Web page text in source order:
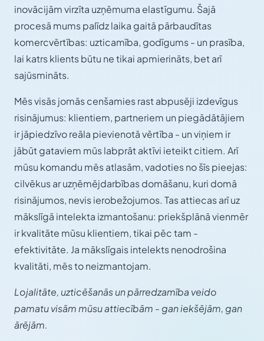
inovācijām virzīta uzņēmuma elastīgumu. Šajā
procesā mums palīdz laika gaitā pārbaudītas
komercvērtības: uzticamība, godīgums - un prasība,
lai katrs klients būtu ne tikai apmierināts, bet arī
sajūsmināts.
Mēs visās jomās cenšamies rast abpusēji izdevīgus
risinājumus: klientiem, partneriem un piegādātājiem
ir jāpiedzīvo reāla pievienotā vērtība - un viņiem ir
jābūt gataviem mūs labprāt aktīvi ieteikt citiem. Arī
mūsu komandu mēs atlasām, vadoties no šīs pieejas:
cilvēkus ar uzņēmējdarbības domāšanu, kuri domā
risinājumos, nevis ierobežojumos. Tas attiecas arī uz
mākslīgā intelekta izmantošanu: priekšplānā vienmēr
ir kvalitāte mūsu klientiem, tikai pēc tam -
efektivitāte. Ja mākslīgais intelekts nenodrošina
kvalitāti, mēs to neizmantojam.
Lojalitāte, uzticēšanās un pārredzamība veido
pamatu visām mūsu attiecībām - gan iekšējām, gan
ārējām.